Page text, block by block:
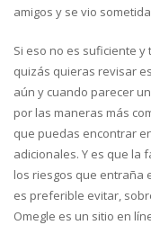
amigos y se vio
Si eso no es suficiente y
quizás quieras revisar
aún y cuando parecer
por las maneras más
que puedas encontrar
adicionales. Y es que la
los riesgos que entraña
es preferible evitar,
Omegle es un sitio en